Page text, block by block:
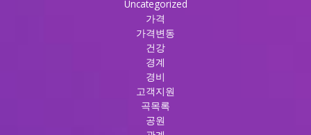
Uncategorized
가격
가격변동
건강
경계
경비
고객지원
곡목록
공원